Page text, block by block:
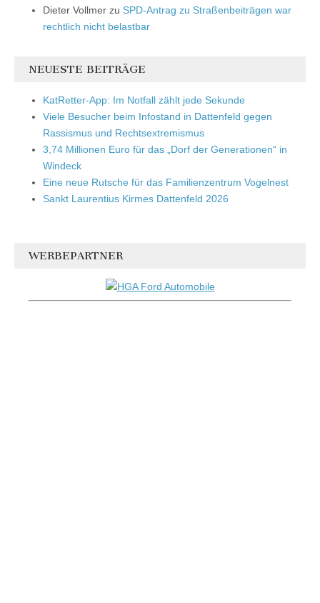
Dieter Vollmer zu SPD-Antrag zu Straßenbeiträgen war
rechtlich nicht belastbar
NEUESTE BEITRÄGE
KatRetter-App: Im Notfall zählt jede Sekunde
Viele Besucher beim Infostand in Dattenfeld gegen
Rassismus und Rechtsextremismus
3,74 Millionen Euro für das „Dorf der Generationen“ in
Windeck
Eine neue Rutsche für das Familienzentrum Vogelnest
Sankt Laurentius Kirmes Dattenfeld 2026
WERBEPARTNER